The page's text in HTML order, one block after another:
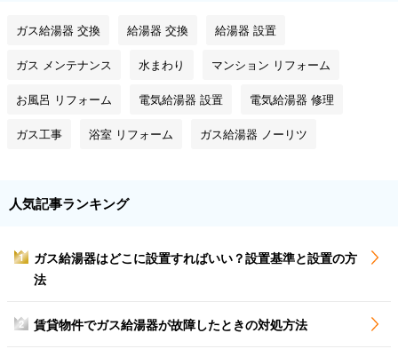
ガス給湯器 交換 給湯器 交換 給湯器 設置
ガス メンテナンス 水まわり マンション リフォーム
お風呂 リフォーム 電気給湯器 設置 電気給湯器 修理
ガス工事 浴室 リフォーム ガス給湯器 ノーリツ
人気記事ランキング
1
ガス給湯器はどこに設置すればいい？設置基準と設置の方
法
2 賃貸物件でガス給湯器が故障したときの対処方法